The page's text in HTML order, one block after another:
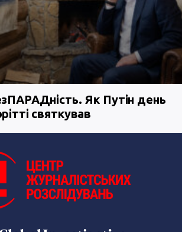
Як Путін день
святкував